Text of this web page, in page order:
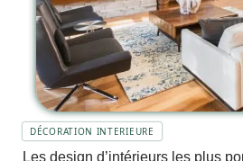
DÉCORATION INTERIEURE
Les design d’intérieurs les plus